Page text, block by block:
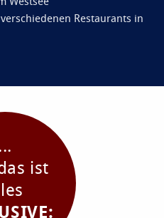
Restaurants in
ist